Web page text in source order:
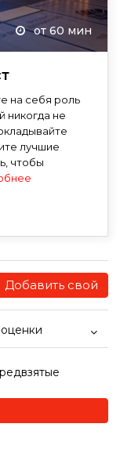
от 60 мин
на себя роль
никогда не
лучшие
чтобы
Добавить свой